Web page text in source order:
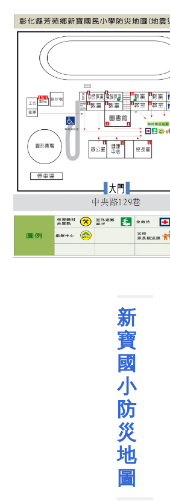
新
寶
國
小
防
災
地
圖